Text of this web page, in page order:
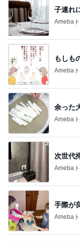
子連れ
Ameba
もしも
Ameba
余った
Ameba
次世代
Ameba
手際が
Ameba